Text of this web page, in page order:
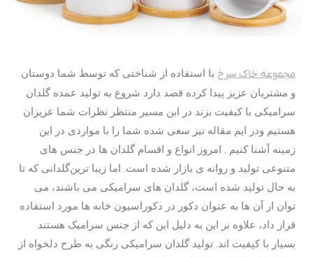
مجموعه خاک سرخ با استفاده از شناختی که توسط شما دوستان
و مشتریان عزیز پیدا کرده قصد دارد شروع به تولید عمده گلدان
سرامیکی با کیفیت بزند در این مسیر منتظر نظرات شما عزیزان
هستیم ودر ایم مقاله نیز سعی شده شما را با مواردی در این
زمینه آشنا کنیم . امروز انواع و اقسام گلدان ها در جنس های
متنوعی تولید و روانه ی بازار شده است. اما زیبا ترین‌گلدانی که تا
به حال تولید شده است، گلدان های سرامیکی می باشند، می
توان‌ از آن ها به عنوان دکور در دکوراسیون خانه ها مورد استفاده
قرار داد، علاوه بر این به دلیل این که از جنس سرامیک هستند
بسیار با کیفیت اند. تولید گلدان سرامیکی رنگی به طرح‌‌ دلخواه از